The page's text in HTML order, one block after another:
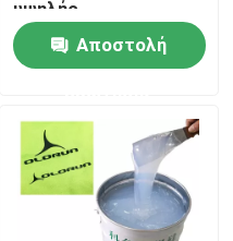
υψηλής
θερμοκρασίας
λάστιχο σιλικόνης με
την άριστη επίδραση
Αποστολή